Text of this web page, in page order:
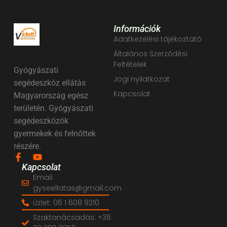
5
Gyógyászati
segédeszköz ellátás
Magyarország egész
területén. Gyógyászati
segédeszközök
gyermekek és felnőttek
részére.
Információk
Adatkezelési tájékoztató
Általános Szerződési
Feltételek
Jogi nyilatkozat
Kapcsolat
Kapcsolat
Email:
gyseellatas@gmail.com
Üzlet: 06 1 608 9210
Szaktanácsadás: +36